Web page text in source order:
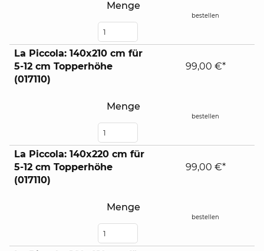
Menge
bestellen
La Piccola: 140x210 cm für
5-12 cm Topperhöhe
(017110)
Menge
99,00 €*
bestellen
La Piccola: 140x220 cm für
5-12 cm Topperhöhe
(017110)
Menge
99,00 €*
bestellen